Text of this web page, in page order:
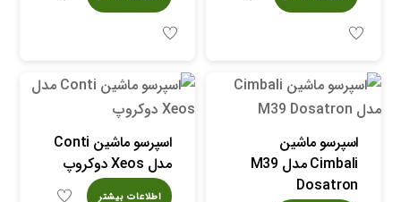
اسپرسو ماشین
Cimbali مدل M39
Dosatron
اسپرسو ماشین Conti
مدل Xeos دوکروپ
اطلاعات بیشتر